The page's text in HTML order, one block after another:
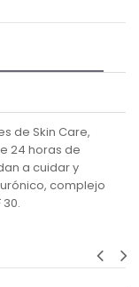
de Skin Care,
24 horas de
a cuidar y
complejo